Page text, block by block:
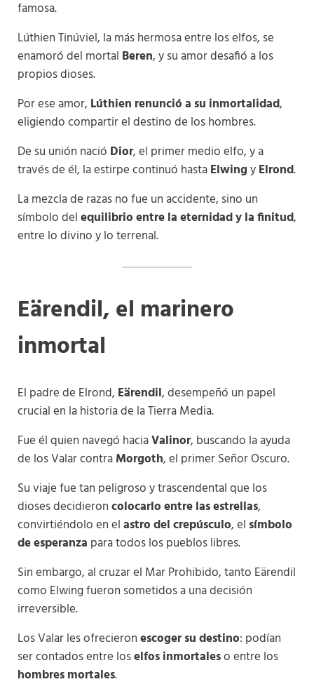
famosa.
Lúthien Tinúviel, la más hermosa entre los elfos, se
enamoró del mortal Beren, y su amor desafió a los
propios dioses.
Por ese amor, Lúthien renunció a su inmortalidad,
eligiendo compartir el destino de los hombres.
De su unión nació Dior, el primer medio elfo, y a
través de él, la estirpe continuó hastaElwingyElrond.
La mezcla de razas no fue un accidente, sino un
símbolo delequilibrio entre la eternidad y la finitud,
entre lo divino y lo terrenal.
Eärendil, el marinero
inmortal
El padre de Elrond, Eärendil, desempeñó un papel
crucial en la historia de la Tierra Media.
Fue él quien navegó haciaValinor, buscando la ayuda
de los Valar contraMorgoth, el primer Señor Oscuro.
Su viaje fue tan peligroso y trascendental que los
dioses decidieroncolocarlo entre las estrellas,
convirtiéndolo en elastro del crepúsculo, el símbolo
de esperanza para todos los pueblos libres.
Sin embargo, al cruzar el Mar Prohibido, tanto Eärendil
como Elwing fueron sometidos a una decisión
irreversible.
Los Valar les ofrecieronescoger su destino: podían
ser contados entre loselfos inmortaleso entre los
hombres mortales.